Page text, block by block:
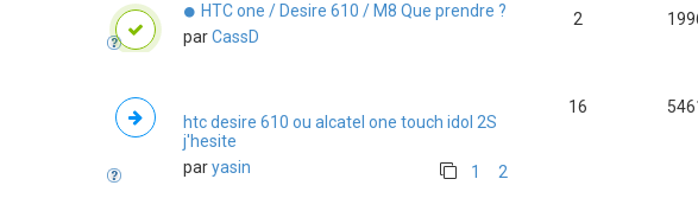
HTC one / Desire 610 / M8 Que prendre ?
parCassD
2
htc desire 610 ou alcatel one touch idol 2S
j'hesite
paryasin 1 2
16